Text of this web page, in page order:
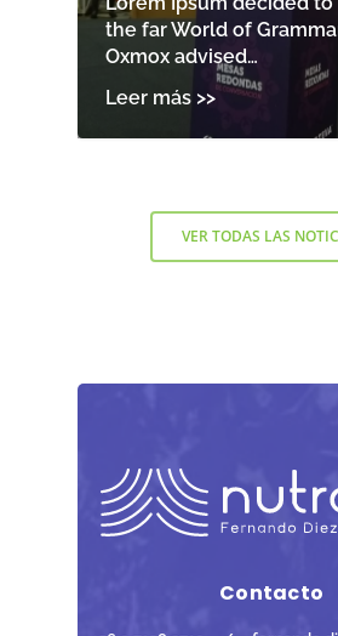
the far World of
Oxmox advised…
VER TODAS LAS
Contacto